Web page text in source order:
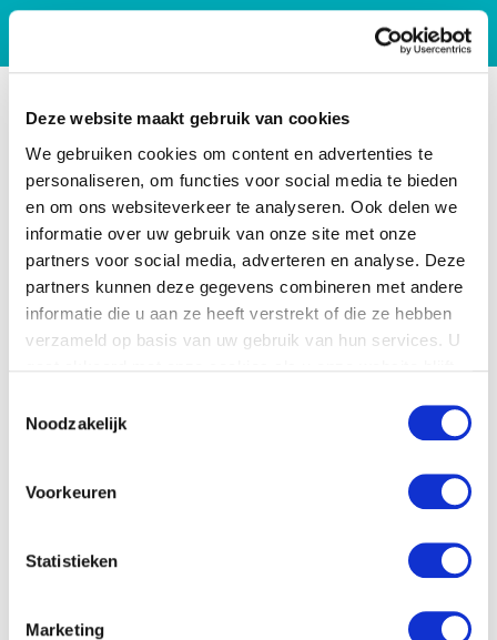
Deze website maakt gebruik van cookies
We gebruiken cookies om content en advertenties te
personaliseren, om functies voor social media te bieden
en om ons websiteverkeer te analyseren. Ook delen we
informatie over uw gebruik van onze site met onze
partners voor social media, adverteren en analyse. Deze
partners kunnen deze gegevens combineren met andere
informatie die u aan ze heeft verstrekt of die ze hebben
verzameld op basis van uw gebruik van hun services. U
Noodzakelijk
Voorkeuren
Statistieken
Marketing